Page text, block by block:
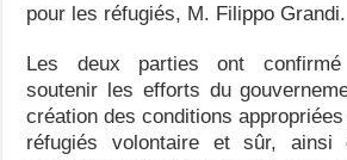
pour les réfugiés, M. Filippo Grandi.
Les deux parties ont confirmé
soutenir les efforts du
création des conditions
réfugiés volontaire et sûr, ainsi